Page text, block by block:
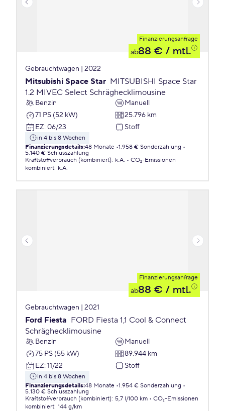
Finanzierungsanfrage
ab88 € / mtl.
Gebrauchtwagen | 2022
Mitsubishi Space Star MITSUBISHI Space Star
1.2 MIVEC Select Schräghecklimousine
Benzin
Manuell
71 PS (52 kW)
25.796 km
EZ: 06/23 Stoff
in 4 bis 8 Wochen
Finanzierungsdetails:48 Monate 1.958 € Sonderzahlung
5.140 € Schlusszahlung
Kraftstoffverbrauch (kombiniert): k.A.
CO₂-Emissionen
kombiniert: k.A.
Finanzierungsanfrage
ab88 € / mtl.
Gebrauchtwagen | 2021
Ford Fiesta FORD Fiesta 1,1 Cool & Connect
Schräghecklimousine
Benzin
Manuell
75 PS (55 kW)
89.944 km
EZ: 11/22 Stoff
in 4 bis 8 Wochen
Finanzierungsdetails:48 Monate 1.954 € Sonderzahlung
5.130 € Schlusszahlung
Kraftstoffverbrauch (kombiniert): 5,7 l/100 km
CO₂-Emissionen
kombiniert: 144 g/km